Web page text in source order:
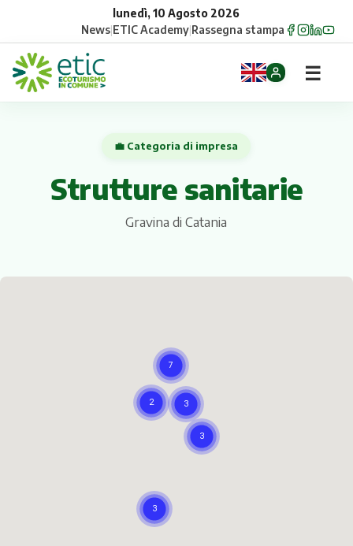
lunedì, 10 Agosto 2026
News|ETIC Academy|Rassegna stampa
Comuni
Gruppi
☰
💼 Categoria di impresa
Strutture sanitarie
Gravina di Catania